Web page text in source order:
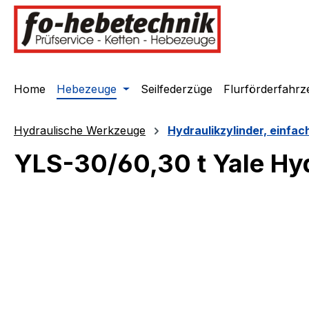
Zur Hauptnavigation springen
Home Hebezeuge Seilfederzüge
Hydraulische Werkzeuge Hydraulikzylinder,
YLS-30/60,30 t Yale